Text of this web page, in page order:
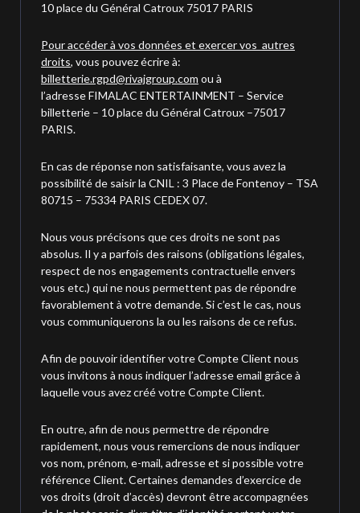
10 place du Général Catroux 75017 PARIS
Pour accéder à vos données et exercer vos autres
droits, vous pouvez écrire à:
billetterie.rgpd@rivajgroup.com ou à
l’adresse FIMALAC ENTERTAINMENT – Service
billetterie – 10 place du Général Catroux –75017
PARIS.
En cas de réponse non satisfaisante, vous avez la
possibilité de saisir la CNIL : 3 Place de Fontenoy – TSA
80715 – 75334 PARIS CEDEX 07.
Nous vous précisons que ces droits ne sont pas
absolus. Il y a parfois des raisons (obligations légales,
respect de nos engagements contractuelle envers
vous etc.) qui ne nous permettent pas de répondre
favorablement à votre demande. Si c’est le cas, nous
vous communiquerons la ou les raisons de ce refus.
Afin de pouvoir identifier votre Compte Client nous
vous invitons à nous indiquer l’adresse email grâce à
laquelle vous avez créé votre Compte Client.
En outre, afin de nous permettre de répondre
rapidement, nous vous remercions de nous indiquer
vos nom, prénom, e-mail, adresse et si possible votre
référence Client. Certaines demandes d’exercice de
vos droits (droit d’accès) devront être accompagnées